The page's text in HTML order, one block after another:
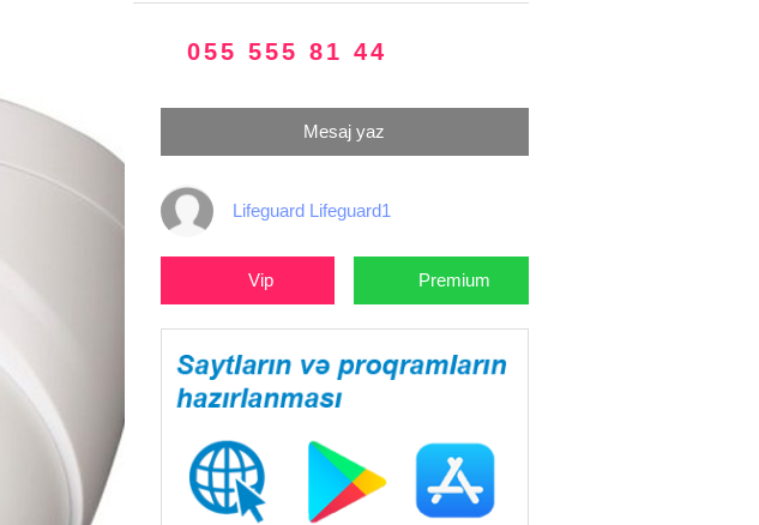
055 555 81 44
Mesaj yaz
Lifeguard Lifeguard1
Vip Premium